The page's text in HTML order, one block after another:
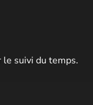
le suivi du temps.